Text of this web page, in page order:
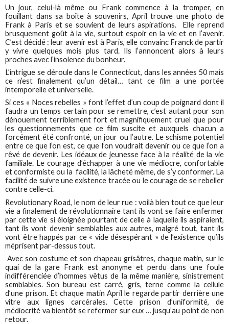
Un jour, celui-là même ou Frank commence à la tromper, en
fouillant dans sa boîte à souvenirs, April trouve une photo de
Frank à Paris et se souvient de leurs aspirations. Elle reprend
brusquement goût à la vie, surtout espoir en la vie et en l’avenir.
C’est décidé : leur avenir est à Paris, elle convainc Franck de partir
y vivre quelques mois plus tard. Ils l’annoncent alors à leurs
proches avec l’insolence du bonheur.
L’intrigue se déroule dans le Connecticut, dans les années 50 mais
ce n’est finalement qu’un détail… tant ce film a une portée
intemporelle et universelle.
Si ces « Noces rebelles » font l’effet d’un coup de poignard dont il
faudra un temps certain pour se remettre, c’est autant pour son
dénouement terriblement fort et magnifiquement cruel que pour
les questionnements que ce film suscite et auxquels chacun a
forcément été confronté, un jour ou l’autre. Le schisme potentiel
entre ce que l’on est, ce que l’on voudrait devenir ou ce que l’on a
rêvé de devenir. Les idéaux de jeunesse face à la réalité de la vie
familiale. Le courage d’échapper à une vie médiocre, confortable
et conformiste ou la facilité, la lâcheté même, de s’y conformer. La
facilité de suivre une existence tracée ou le courage de se rebeller
contre celle-ci.
Revolutionary Road, le nom de leur rue : voilà bien tout ce que leur
vie a finalement de révolutionnaire tant ils vont se faire enfermer
par cette vie si éloignée pourtant de celle à laquelle ils aspiraient,
tant ils vont devenir semblables aux autres, malgré tout, tant ils
vont être happés par ce « vide désespérant » de l’existence qu’ils
méprisent par-dessus tout.
Avec son costume et son chapeau grisâtres, chaque matin, sur le
quai de la gare Frank est anonyme et perdu dans une foule
indifférenciée d’hommes vêtus de la même manière, sinistrement
semblables. Son bureau est carré, gris, terne comme la cellule
d’une prison. Et chaque matin April le regarde partir derrière une
vitre aux lignes carcérales. Cette prison d’uniformité, de
médiocrité va bientôt se refermer sur eux … jusqu’au point de non
retour.